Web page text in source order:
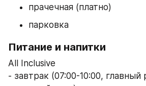
прачечная (платно)
парковка
Питание и напитки
All Inclusive
- завтрак (07:00-10:00, главный